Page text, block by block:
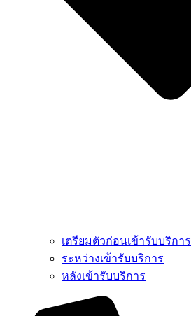
เตรียมตัวก่อนเข้ารับบริการ
ระหว่างเข้ารับบริการ
หลังเข้ารับบริการ